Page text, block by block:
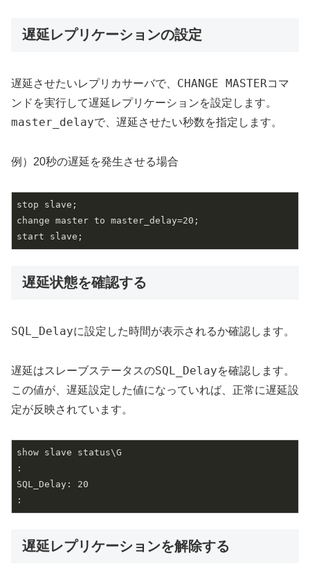
遅延レプリケーションの設定
遅延させたいレプリカサーバで、 CHANGE MASTERコマ
ンドを実行して遅延レプリケーションを設定します。
master_delayで、遅延させたい秒数を指定します。
例）20秒の遅延を発生させる場合
stop slave;
change master to master_delay=20;
start slave;
遅延状態を確認する
SQL_Delayに設定した時間が表示されるか確認します。
遅延はスレーブステータスのSQL_Delayを確認します。
この値が、遅延設定した値になっていれば、正常に遅延設
定が反映されています。
show slave status\G
:
SQL_Delay: 20
:
遅延レプリケーションを解除する